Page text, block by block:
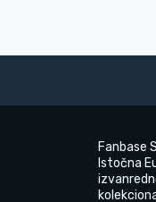
Fanbase
Istočna